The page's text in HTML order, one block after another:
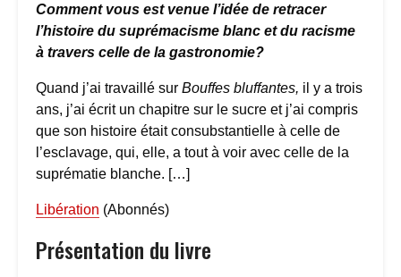
Comment vous est venue l’idée de retracer
l’histoire du suprémacisme blanc et du racisme
à travers celle de la gastronomie?
Quand j’ai travaillé sur Bouffes bluffantes, il y a trois
ans, j’ai écrit un chapitre sur le sucre et j’ai compris
que son histoire était consubstantielle à celle de
l’esclavage, qui, elle, a tout à voir avec celle de la
suprématie blanche. […]
Libération (Abonnés)
Présentation du livre